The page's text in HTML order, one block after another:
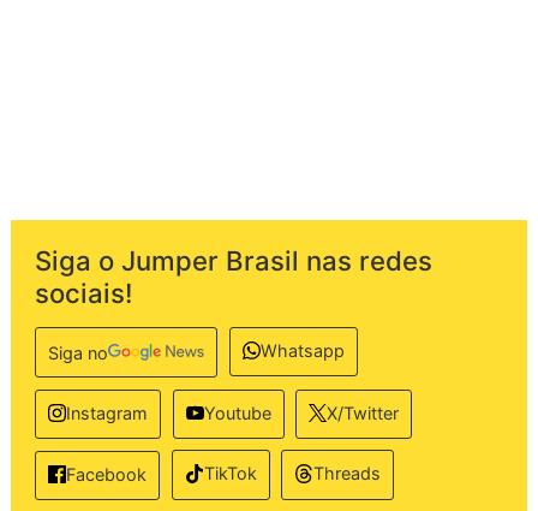
Siga o Jumper Brasil nas redes
sociais!
Siga no Whatsapp
Instagram Youtube X/Twitter
Facebook TikTok Threads